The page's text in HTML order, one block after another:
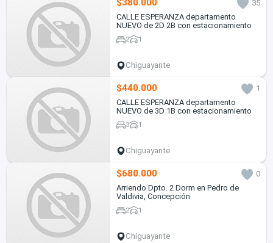
$380.000
35
CALLE ESPERANZA departamento
NUEVO de 2D 2B con estacionamiento
2 1
Chiguayante
$440.000
1
CALLE ESPERANZA departamento
NUEVO de 3D 1B con estacionamiento
3 1
Chiguayante
$680.000
0
Arriendo Dpto. 2 Dorm en Pedro de
Valdivia, Concepción
2 1
Chiguayante